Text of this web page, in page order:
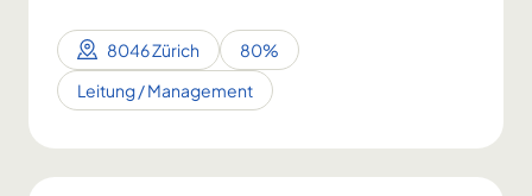
8046 Zürich
80%
Leitung / Management